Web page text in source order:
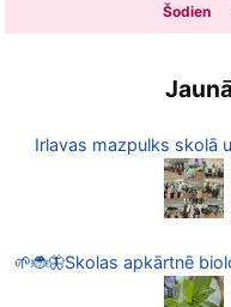
Šodien
Irlavas mazpulks skolā
🌱🐞🦋Skolas apkārtnē